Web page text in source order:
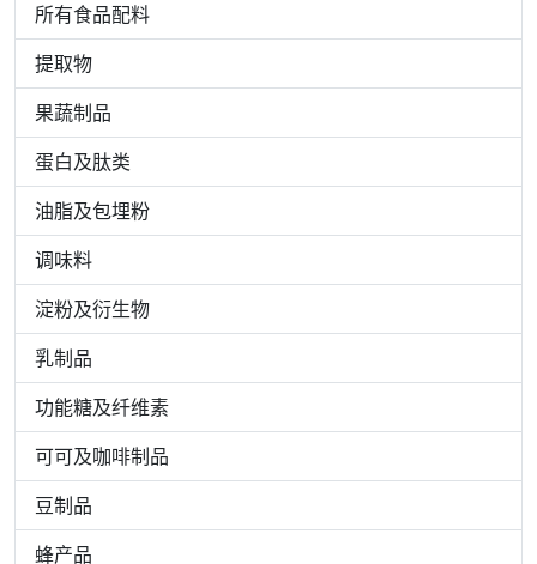
所有食品配料
提取物
果蔬制品
蛋白及肽类
油脂及包埋粉
调味料
淀粉及衍生物
乳制品
功能糖及纤维素
可可及咖啡制品
豆制品
蜂产品